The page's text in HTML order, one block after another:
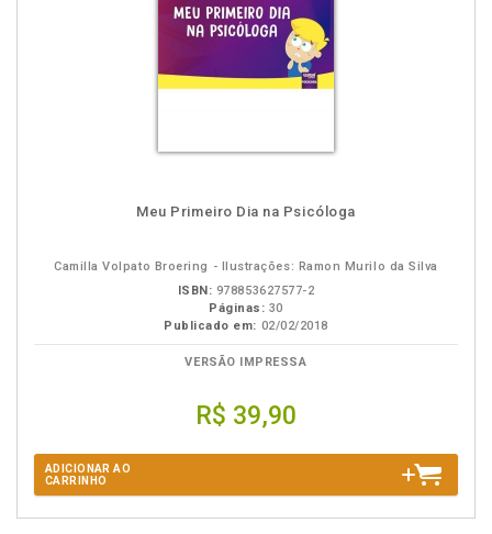
Meu Primeiro Dia na Psicóloga
Camilla Volpato Broering - Ilustrações: Ramon Murilo da Silva
ISBN: 978853627577-2
Páginas: 30
Publicado em: 02/02/2018
VERSÃO IMPRESSA
R$ 39,90
ADICIONAR AO
CARRINHO